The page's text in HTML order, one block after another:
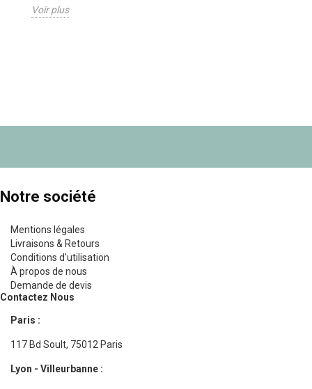
Voir plus
Notre société
Mentions légales
Livraisons & Retours
Conditions d'utilisation
À propos de nous
Demande de devis
Contactez Nous
Paris :
117 Bd Soult, 75012 Paris
Lyon - Villeurbanne :